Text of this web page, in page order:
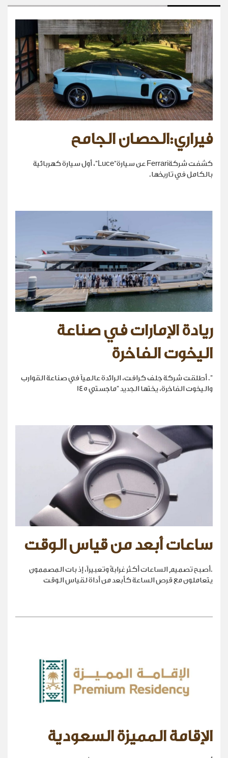
فيراري:الحصان الجامح
كشفت شركةFerrari عن سيارة“Luce”، أول سيارة كهربائية
بالكامل في تاريخها.
ريادة الإمارات في صناعة
اليخوت الفاخرة
". أطلقت شركة جلف كرافت، الرائدة عالمياً في صناعة القوارب
واليخوت الفاخرة، يختها الجديد "ماجستي 145
ساعات أبعد من قياس الوقت
.أصبح تصميم الساعات أكثر غرابةً وتعبيراً، إذ بات المصممون
يتعاملون مع قرص الساعة كأبعد من أداة لقياس الوقت
الإقامة المميزة السعودية